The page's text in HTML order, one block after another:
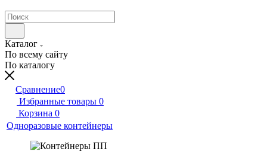
Каталог
По всему сайту
По каталогу
Сравнение0
Избранные товары 0
Корзина 0
Одноразовые контейнеры